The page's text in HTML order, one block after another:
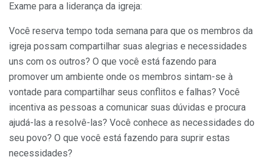
Exame para a liderança da igreja:
Você reserva tempo toda semana para que os membros da
igreja possam compartilhar suas alegrias e necessidades
uns com os outros? O que você está fazendo para
promover um ambiente onde os membros sintam-se à
vontade para compartilhar seus conflitos e falhas? Você
incentiva as pessoas a comunicar suas dúvidas e procura
ajudá-las a resolvê-las? Você conhece as necessidades do
seu povo? O que você está fazendo para suprir estas
necessidades?